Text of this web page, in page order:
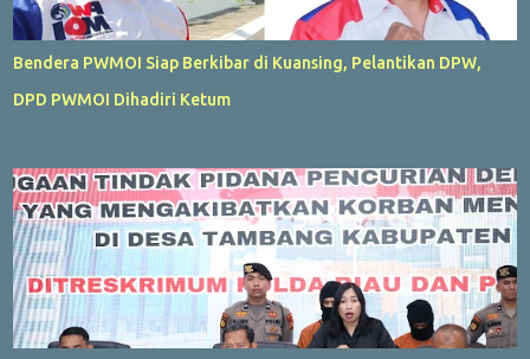
Bendera PWMOI Siap Berkibar di Kuansing, Pelantikan DPW,
DPD PWMOI Dihadiri Ketum